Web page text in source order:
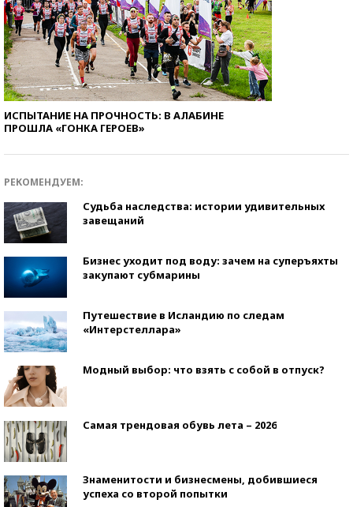
ИСПЫТАНИЕ НА ПРОЧНОСТЬ: В АЛАБИНЕ
ПРОШЛА «ГОНКА ГЕРОЕВ»
РЕКОМЕНДУЕМ:
Судьба наследства: истории удивительных
завещаний
Бизнес уходит под воду: зачем на суперъяхты
закупают субмарины
Путешествие в Исландию по следам
«Интерстеллара»
Модный выбор: что взять с собой в отпуск?
Самая трендовая обувь лета – 2026
Знаменитости и бизнесмены, добившиеся
успеха со второй попытки